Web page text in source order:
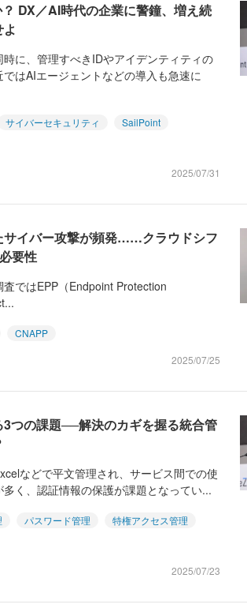
DX／AI時代の企業に警鐘、増え続
に、管理すべきIDやアイデンティティの
はAIエージェントなどの導入も急速に
サイバーセキュリティ
SailPoint
2025/07/31
サイバー攻撃が頻発……クラウドシフ
要性
ではEPP（Endpoint Protection
CNAPP
2025/07/25
つの課題──解決のカギを握る統合管
などで平文管理され、サービス間での使
く、認証情報の保護が課題となってい...
パスワード管理
特権アクセス管理
2025/07/23